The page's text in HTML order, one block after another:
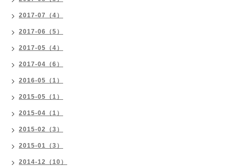
2017-07（4）
2017-06（5）
2017-05（4）
2017-04（6）
2016-05（1）
2015-05（1）
2015-04（1）
2015-02（3）
2015-01（3）
2014-12（10）